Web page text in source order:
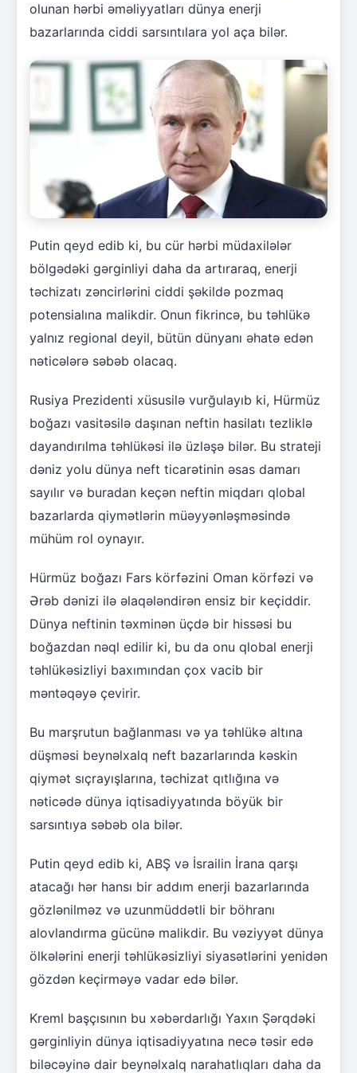
olunan hərbi əməliyyatları dünya enerji
bazarlarında ciddi sarsıntılara yol aça bilər.
Putin qeyd edib ki, bu cür hərbi müdaxilələr
bölgədəki gərginliyi daha da artıraraq, enerji
təchizatı zəncirlərini ciddi şəkildə pozmaq
potensialına malikdir. Onun fikrincə, bu təhlükə
yalnız regional deyil, bütün dünyanı əhatə edən
nəticələrə səbəb olacaq.
Rusiya Prezidenti xüsusilə vurğulayıb ki, Hürmüz
boğazı vasitəsilə daşınan neftin hasilatı tezliklə
dayandırılma təhlükəsi ilə üzləşə bilər. Bu strateji
dəniz yolu dünya neft ticarətinin əsas damarı
sayılır və buradan keçən neftin miqdarı qlobal
bazarlarda qiymətlərin müəyyənləşməsində
mühüm rol oynayır.
Hürmüz boğazı Fars körfəzini Oman körfəzi və
Ərəb dənizi ilə əlaqələndirən ensiz bir keçiddir.
Dünya neftinin təxminən üçdə bir hissəsi bu
boğazdan nəql edilir ki, bu da onu qlobal enerji
təhlükəsizliyi baxımından çox vacib bir
məntəqəyə çevirir.
Bu marşrutun bağlanması və ya təhlükə altına
düşməsi beynəlxalq neft bazarlarında kəskin
qiymət sıçrayışlarına, təchizat qıtlığına və
nəticədə dünya iqtisadiyyatında böyük bir
sarsıntıya səbəb ola bilər.
Putin qeyd edib ki, ABŞ və İsrailin İrana qarşı
atacağı hər hansı bir addım enerji bazarlarında
gözlənilməz və uzunmüddətli bir böhranı
alovlandırma gücünə malikdir. Bu vəziyyət dünya
ölkələrini enerji təhlükəsizliyi siyasətlərini yenidən
gözdən keçirməyə vadar edə bilər.
Kreml başçısının bu xəbərdarlığı Yaxın Şərqdəki
gərginliyin dünya iqtisadiyyatına necə təsir edə
biləcəyinə dair beynəlxalq narahatlıqları daha da